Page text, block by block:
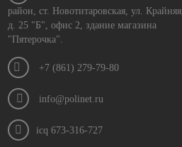
район, ст. Новотитаровская, ул. Крайняя,
д. 25 "Б", офис 2, здание магазина
"Пятерочка".
+7 (861) 279-79-80
info@polinet.ru
icq 673-316-727